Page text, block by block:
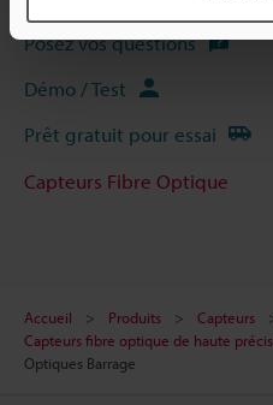
Posez vos questions
Démo / Test
Prêt gratuit pour essai
Capteurs Fibre Optique
Accueil Produits Capteurs
Capteurs fibre optique de haute
Optiques Barrage